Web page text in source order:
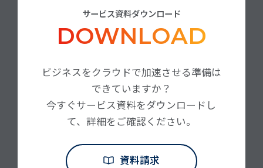
サービス資料ダウンロード
DOWNLOAD
ビジネスをクラウドで加速させる準備は
できていますか？
今すぐサービス資料をダウンロードし
て、詳細をご確認ください。
資料請求